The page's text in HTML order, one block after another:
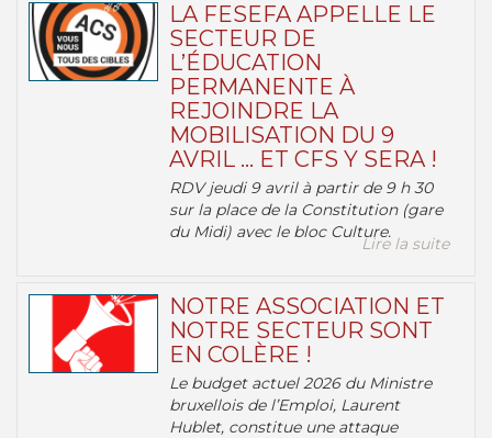
LA FESEFA APPELLE LE
SECTEUR DE
L’ÉDUCATION
PERMANENTE À
REJOINDRE LA
MOBILISATION DU 9
AVRIL … ET CFS Y SERA !
RDV jeudi 9 avril à partir de 9 h 30
sur la place de la Constitution (gare
du Midi) avec le bloc Culture.
Lire la suite
NOTRE ASSOCIATION ET
NOTRE SECTEUR SONT
EN COLÈRE !
Le budget actuel 2026 du Ministre
bruxellois de l’Emploi, Laurent
Hublet, constitue une attaque